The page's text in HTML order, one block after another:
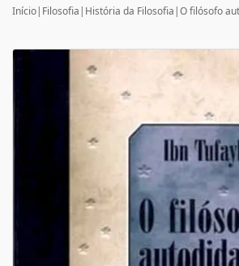
Início| Filosofia | História da Filosofia |O filósofo